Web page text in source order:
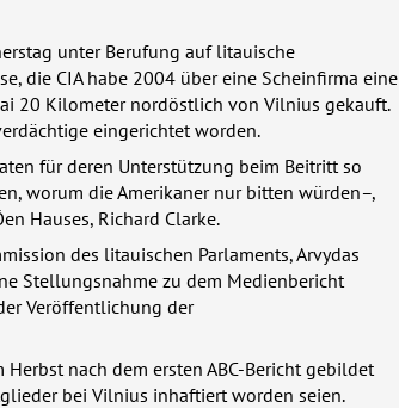
unter Berufung auf litauische
die CIAhabe 2004 über eine Scheinfirma eine
20 Kilometer nordöstlich von Vilnius gekauft.
eingerichtet worden.
für deren Unterstützung beim Beitritt so
worum die Amerikaner nur bitten würden–,
Hauses, Richard Clarke.
des litauischen Parlaments, Arvydas
Stellungsnahme zu dem Medienbericht
Veröffentlichung der
nach dem ersten ABC-Bericht gebildet
bei Vilnius inhaftiert worden seien.